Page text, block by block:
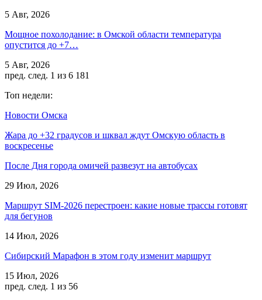
5 Авг, 2026
Мощное похолодание: в Омской области температура
опустится до +7…
5 Авг, 2026
пред. след. 1 из 6 181
Топ недели:
Новости Омска
Жара до +32 градусов и шквал ждут Омскую область в
воскресенье
После Дня города омичей развезут на автобусах
29 Июл, 2026
Маршрут SIM-2026 перестроен: какие новые трассы готовят
для бегунов
14 Июл, 2026
Сибирский Марафон в этом году изменит маршрут
15 Июл, 2026
пред. след. 1 из 56